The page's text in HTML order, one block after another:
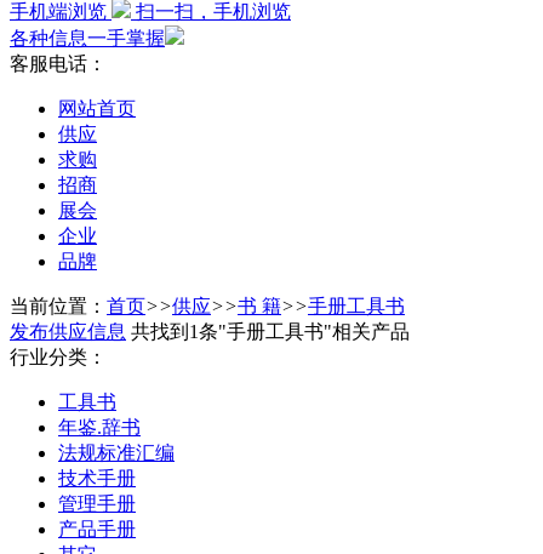
手机端浏览
扫一扫，手机浏览
各种信息一手掌握
客服电话：
网站首页
供应
求购
招商
展会
企业
品牌
当前位置： 首页>>供应>>书 籍>>手册工具书
发布供应信息 共找到1条"手册工具书"相关产品
行业分类：
工具书
年鉴.辞书
法规标准汇编
技术手册
管理手册
产品手册